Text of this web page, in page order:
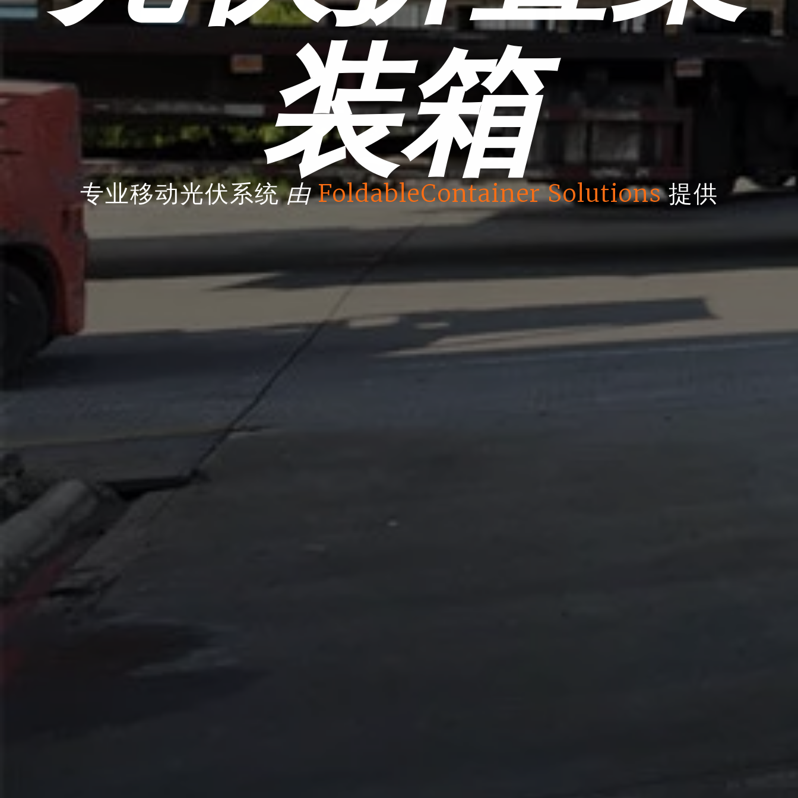
装箱
专业移动光伏系统由 FoldableContainer Solutions提供